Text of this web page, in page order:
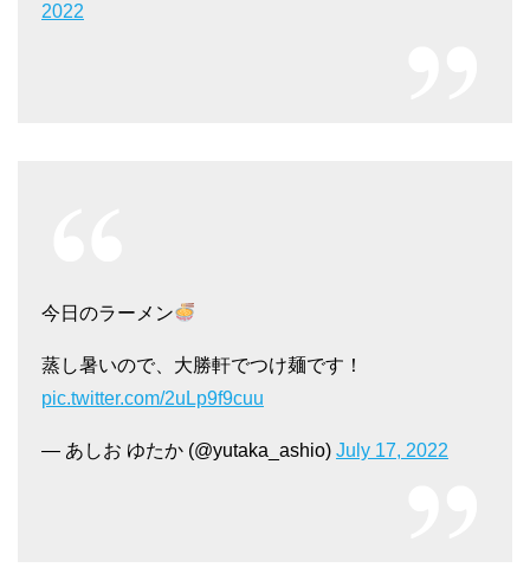
2022
今日のラーメン
蒸し暑いので、大勝軒でつけ麺です！
pic.twitter.com/2uLp9f9cuu
— あしお ゆたか (@yutaka_ashio) July 17, 2022